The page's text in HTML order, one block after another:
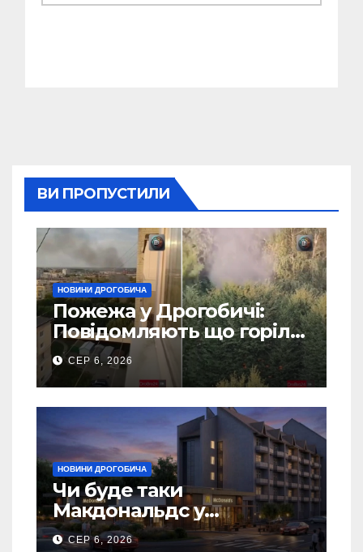
ВИ ПРОПУСТИЛИ
НОВИНИ ДРОГОБИЧА
Пожежа у Дрогобичі:
Повідомляють що горіло
5 гаражів (Відео)
СЕР 6, 2026
НОВИНИ ДРОГОБИЧА
Чи буде таки
Макдональдс у
Дрогобичі? (Фото)
СЕР 6, 2026